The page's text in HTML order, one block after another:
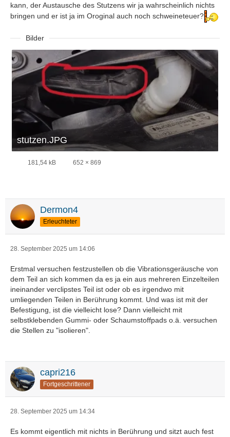
kann, der Austausche des Stutzens wir ja wahrscheinlich nichts
bringen und er ist ja im Oroginal auch noch schweineteuer?
Bilder
stutzen.JPG
181,54 kB 652 × 869
Dermon4
Erleuchteter
28. September 2025 um 14:06
Erstmal versuchen festzustellen ob die Vibrationsgeräusche von
dem Teil an sich kommen da es ja ein aus mehreren Einzelteilen
ineinander verclipstes Teil ist oder ob es irgendwo mit
umliegenden Teilen in Berührung kommt. Und was ist mit der
Befestigung, ist die vielleicht lose? Dann vielleicht mit
selbstklebenden Gummi- oder Schaumstoffpads o.ä. versuchen
die Stellen zu "isolieren".
capri216
Fortgeschrittener
28. September 2025 um 14:34
Es kommt eigentlich mit nichts in Berührung und sitzt auch fest